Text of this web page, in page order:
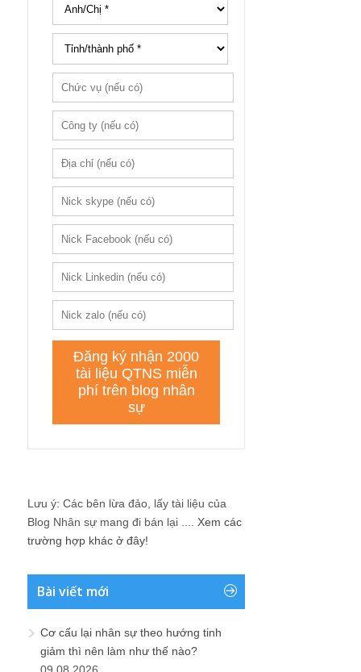
Lưu ý: Các bên lừa đảo, lấy tài liệu của
Blog Nhân sự mang đi bán lại .... Xem các
trường hợp khác ở đây!
Bài viết mới
Cơ cấu lại nhân sự theo hướng tinh
giảm thì nên làm như thế nào?
09.08.2026